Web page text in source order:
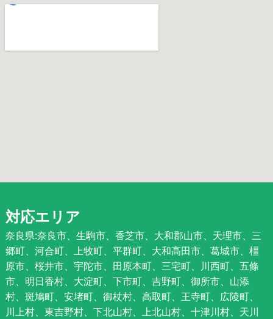
対応エリア
奈良県:奈良市、生駒市、香芝市、大和郡山市、天理市、三
郷町、河合町、上牧町、平群町、大和高田市、葛城市、橿
原市、桜井市、宇陀市、田原本町、三宅町、川西町、五條
市、明日香村、大淀町、下市町、吉野町、御所市、山添
村、斑鳩町、安堵町、御杖村、高取町、王寺町、広陵町、
川上村、東吉野村、下北山村、上北山村、十津川村、天川